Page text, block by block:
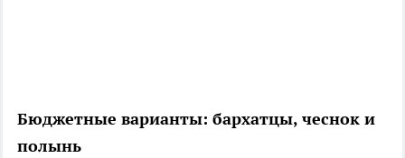
Бюджетные варианты: бархатцы, чеснок и
полынь